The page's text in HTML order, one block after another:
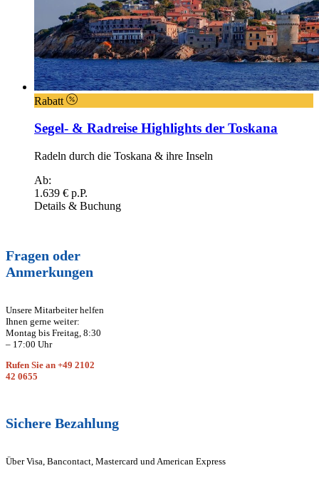
Rabatt
Segel- & Radreise Highlights der Toskana
Radeln durch die Toskana & ihre Inseln
Ab:
1.639 € p.P.
Details & Buchung
Fragen oder
Anmerkungen
Unsere Mitarbeiter helfen
Ihnen gerne weiter:
Montag bis Freitag, 8:30
– 17:00 Uhr
Rufen Sie an +49 2102
42 0655
Sichere Bezahlung
Über Visa, Bancontact, Mastercard und American Express